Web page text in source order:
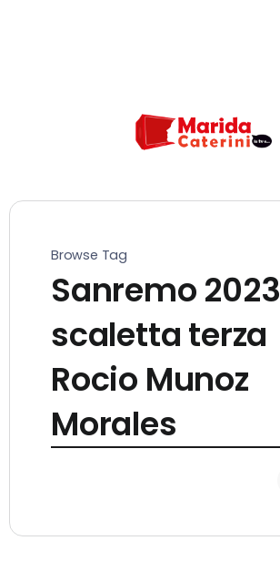
Browse Tag
Sanremo 2023
scaletta terza
Rocio Munoz
Morales